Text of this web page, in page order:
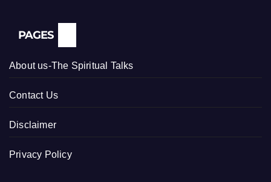
PAGES
About us-The Spiritual Talks
Contact Us
Disclaimer
Privacy Policy